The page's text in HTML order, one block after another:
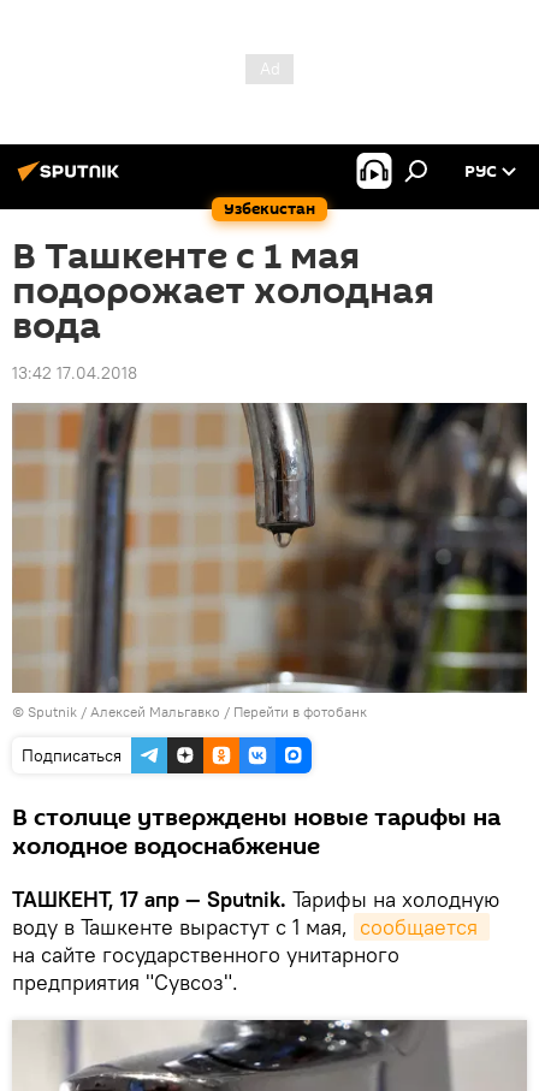
Узбекистан
РУС
В Ташкенте с 1 мая
подорожает холодная
вода
13:42 17.04.2018
© Sputnik / Алексей Мальгавко / Перейти в фотобанк
Подписаться
В столице утверждены новые тарифы на
холодное водоснабжение
ТАШКЕНТ, 17 апр — Sputnik. Тарифы на холодную
воду в Ташкенте вырастут с 1 мая,
на сайте государственного унитарного
предприятия "Сувсоз".